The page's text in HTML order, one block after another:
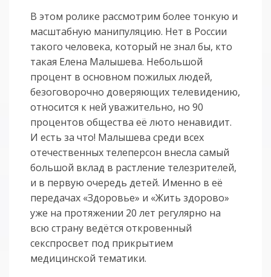
В этом ролике рассмотрим более тонкую и
масштабную манипуляцию. Нет в России
такого человека, который не знал бы, кто
такая Елена Малышева. Небольшой
процент в основном пожилых людей,
безоговорочно доверяющих телевидению,
относится к ней уважительно, но 90
процентов общества её люто ненавидит.
И есть за что! Малышева среди всех
отечественных телеперсон внесла самый
большой вклад в растление телезрителей,
и в первую очередь детей. Именно в её
передачах «Здоровье» и «Жить здорово»
уже на протяжении 20 лет регулярно на
всю страну ведётся откровенный
секспросвет под прикрытием
медицинской тематики.